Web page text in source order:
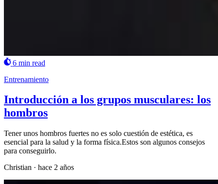
6 min read
Entrenamiento
Introducción a los grupos musculares: los
hombros
Tener unos hombros fuertes no es solo cuestión de estética, es
esencial para la salud y la forma física.Estos son algunos consejos
para conseguirlo.
Christian · hace 2 años